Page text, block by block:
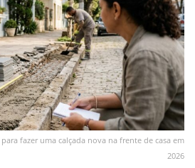
fazer uma calçada nova na frente de casa em
2026